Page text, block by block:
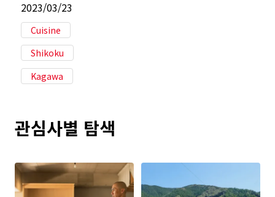
2023/03/23
Cuisine
Shikoku
Kagawa
관심사별 탐색